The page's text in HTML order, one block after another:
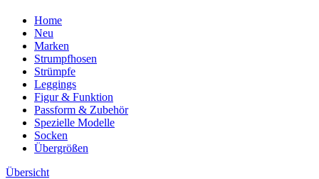
Home
Neu
Marken
Strumpfhosen
Strümpfe
Leggings
Figur & Funktion
Passform & Zubehör
Spezielle Modelle
Socken
Übergrößen
Übersicht